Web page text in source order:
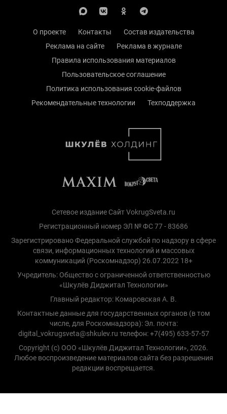
О проекте Контакты
Состав издательства
Реклама на сайте
Реклама в журнале
Правила использования материалов
Пользовательское соглашение
Политика использования cookie-файлов
Рекомендательные технологии
Техподдержка
Сетевое издание Сайт VokrugSveta.ru
Регистрационный номер ЭЛ № ФС 77 - 83686
Зарегистрировано Федеральной службой по надзору в сфере
связи, информационных технологий и массовых
коммуникаций (Роскомнадзор) 26.07.2022 18+
Учредитель: Общество с ограниченной ответственностью
«Шкулёв Диджитал Технологии»
Главный редактор: Комаровская А. В.
Контактные данные для государственных органов (в том
числе, для Роскомнадзора): Эл. почта:
digital_vokrugsveta@shkulev.ru телефон: +7(495) 633-57-57
Copyright (с) ООО «Шкулёв Диджитал Технологии», 2026.
Любое воспроизведение материалов сайта без разрешения
редакции воспрещается.